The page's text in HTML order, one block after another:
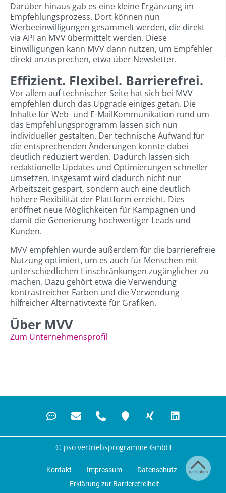
Darüber hinaus gab es eine kleine Ergänzung im
Empfehlungsprozess. Dort können nun
Werbeeinwilligungen gesammelt werden, die direkt
via API an MVV übermittelt werden. Diese
Einwilligungen kann MVV dann nutzen, um Empfehler
direkt anzusprechen, etwa über Newsletter.
Effizient. Flexibel. Barrierefrei.
Vor allem auf technischer Seite hat sich bei MVV
empfehlen durch das Upgrade einiges getan. Die
Inhalte für Web- und E-MailKommunikation rund um
das Empfehlungsprogramm lassen sich nun
individueller gestalten. Der technische Aufwand für
die entsprechenden Änderungen konnte dabei
deutlich reduziert werden. Dadurch lassen sich
redaktionelle Updates und Optimierungen schneller
umsetzen. Insgesamt wird dadurch nicht nur
Arbeitszeit gespart, sondern auch eine deutlich
höhere Flexibilität der Plattform erreicht. Dies
eröffnet neue Möglichkeiten für Kampagnen und
damit die Generierung hochwertiger Leads und
Kunden.
MVV empfehlen wurde außerdem für die barrierefreie
Nutzung optimiert, um es auch für Menschen mit
unterschiedlichen Einschränkungen zugänglicher zu
machen. Dazu gehört etwa die Verwendung
kontrastreicher Farben und die Verwendung
hilfreicher Alternativtexte für Grafiken.
Über MVV
Zum Unternehmensprofil
© pso vertriebsprogramme GmbH
Kontakt Impressum
Datenschutz
Erklärung zur Barrierefreiheit